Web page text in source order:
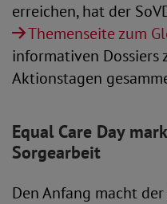
erreichen, hat der
Themenseite zum
informativen Dossiers
Aktionstagen
Equal Care Day
Sorgearbeit
Den Anfang macht